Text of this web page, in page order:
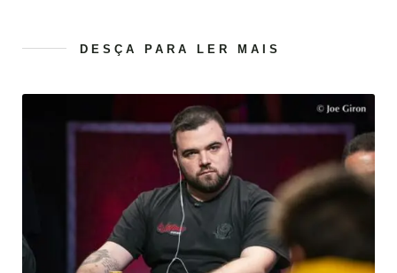
DESÇA PARA LER MAIS